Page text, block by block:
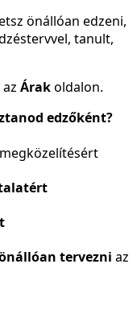
önállóan edzeni,
tanult,
Árakoldalon.
edzőként?
megközelítésért
tervezni az